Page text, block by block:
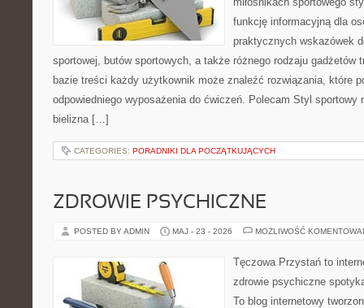
funkcję informacyjną dla
praktycznych wskazówek
sportowej, butów sportowych, a także różnego rodzaju gadżetów
bazie treści każdy użytkownik może znaleźć rozwiązania, które
odpowiedniego wyposażenia do ćwiczeń. Polecam Styl sportowy
bielizna […]
CATEGORIES: PORADNIKI DLA POCZĄTKUJĄCYCH
ZDROWIE PSYCHICZNE
POSTED BY ADMIN MAJ - 23 - 2026 MOŻLIWOŚĆ
Tęczowa Przystań to
zdrowie psychiczne
To blog internetowy